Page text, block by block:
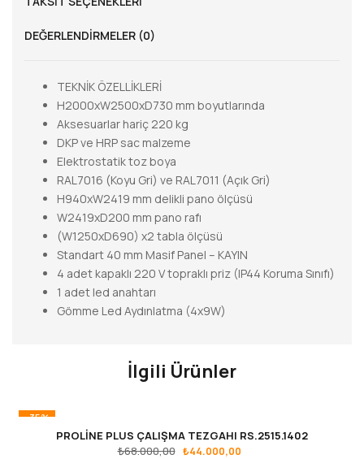
DEĞERLENDIRMELER (0)
TEKNİK ÖZELLİKLERİ
H2000xW2500xD730 mm boyutlarında
Aksesuarlar hariç 220 kg
DKP ve HRP sac malzeme
Elektrostatik toz boya
RAL7016 (Koyu Gri) ve RAL7011 (Açık Gri)
H940xW2419 mm delikli pano ölçüsü
W2419xD200 mm pano rafı
(W1250xD690) x2 tabla ölçüsü
Standart 40 mm Masif Panel – KAYIN
4 adet kapaklı 220 V topraklı priz (IP44 Koruma Sınıfı)
1 adet led anahtarı
Gömme Led Aydınlatma (4x9W)
İlgili Ürünler
-35%
PROLİNE PLUS ÇALIŞMA TEZGAHI RS.2515.1402
₺68.000,00 ₺44.000,00